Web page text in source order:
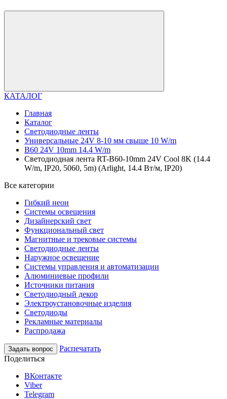
КАТАЛОГ
Главная
Каталог
Светодиодные ленты
Универсальные 24V 8-10 мм свыше 10 W/m
B60 24V 10mm 14.4 W/m
Светодиодная лента RT-B60-10mm 24V Cool 8K (14.4
W/m, IP20, 5060, 5m) (Arlight, 14.4 Вт/м, IP20)
Все категории
Гибкий неон
Системы освещения
Дизайнерский свет
Функциональный свет
Магнитные и трековые системы
Светодиодные ленты
Наружное освещение
Системы управления и автоматизации
Алюминиевые профили
Источники питания
Светодиодный декор
Электроустановочные изделия
Светодиоды
Рекламные материалы
Распродажа
Задать вопрос
Распечатать
Поделиться
ВКонтакте
Viber
Telegram